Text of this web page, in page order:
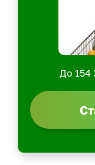
До 154